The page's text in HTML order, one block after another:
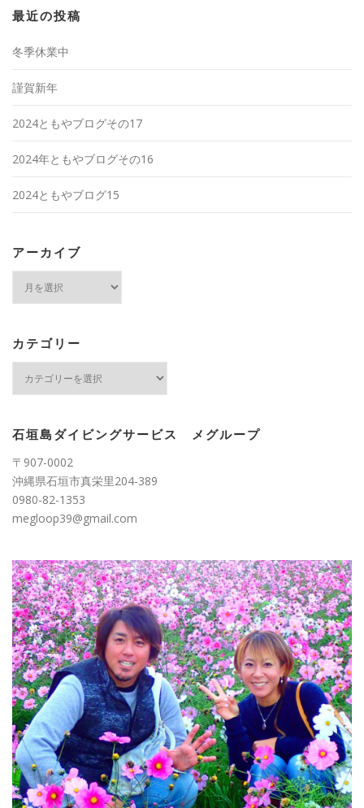
最近の投稿
冬季休業中
謹賀新年
2024ともやブログその17
2024年ともやブログその16
2024ともやブログ15
アーカイブ
ブ
カテゴリー
ー
石垣島ダイビングサービス メグループ
〒907-0002
沖縄県石垣市真栄里204-389
0980-82-1353
megloop39@gmail.com